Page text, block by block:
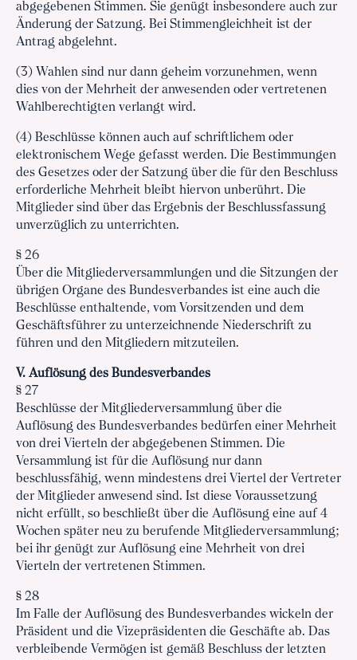
abgegebenen Stimmen. Sie genügt insbesondere auch zur
Änderung der Satzung. Bei Stimmengleichheit ist der
Antrag abgelehnt.
(3) Wahlen sind nur dann geheim vorzunehmen, wenn
dies von der Mehrheit der anwesenden oder vertretenen
Wahlberechtigten verlangt wird.
(4) Beschlüsse können auch auf schriftlichem oder
elektronischem Wege gefasst werden. Die Bestimmungen
des Gesetzes oder der Satzung über die für den Beschluss
erforderliche Mehrheit bleibt hiervon unberührt. Die
Mitglieder sind über das Ergebnis der Beschlussfassung
unverzüglich zu unterrichten.
§ 26
Über die Mitgliederversammlungen und die Sitzungen der
übrigen Organe des Bundesverbandes ist eine auch die
Beschlüsse enthaltende, vom Vorsitzenden und dem
Geschäftsführer zu unterzeichnende Niederschrift zu
führen und den Mitgliedern mitzuteilen.
V. Auflösung des Bundesverbandes
§ 27
Beschlüsse der Mitgliederversammlung über die
Auflösung des Bundesverbandes bedürfen einer Mehrheit
von drei Vierteln der abgegebenen Stimmen. Die
Versammlung ist für die Auflösung nur dann
beschlussfähig, wenn mindestens drei Viertel der Vertreter
der Mitglieder anwesend sind. Ist diese Voraussetzung
nicht erfüllt, so beschließt über die Auflösung eine auf 4
Wochen später neu zu berufende Mitgliederversammlung;
bei ihr genügt zur Auflösung eine Mehrheit von drei
Vierteln der vertretenen Stimmen.
§ 28
Im Falle der Auflösung des Bundesverbandes wickeln der
Präsident und die Vizepräsidenten die Geschäfte ab. Das
verbleibende Vermögen ist gemäß Beschluss der letzten